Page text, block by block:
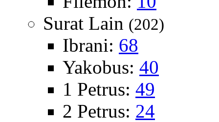
Surat Lain (202)
Ibrani: 68
Yakobus: 40
1 Petrus: 49
2 Petrus: 24